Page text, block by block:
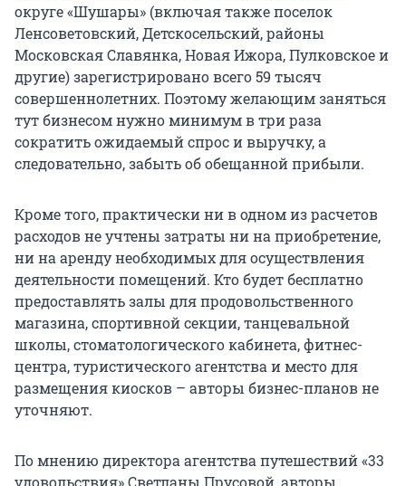
округе «Шушары» (включая также поселок
Ленсоветовский, Детскосельский, районы
Московская Славянка, Новая Ижора, Пулковское и
другие) зарегистрировано всего 59 тысяч
совершеннолетних. Поэтому желающим заняться
тут бизнесом нужно минимум в три раза
сократить ожидаемый спрос и выручку, а
следовательно, забыть об обещанной прибыли.
Кроме того, практически ни в одном из расчетов
расходов не учтены затраты ни на приобретение,
ни на аренду необходимых для осуществления
деятельности помещений. Кто будет бесплатно
предоставлять залы для продовольственного
магазина, спортивной секции, танцевальной
школы, стоматологического кабинета, фитнес-
центра, туристического агентства и место для
размещения киосков – авторы бизнес-планов не
уточняют.
По мнению директора агентства путешествий «33
удовольствия» Светланы Прусовой, авторы